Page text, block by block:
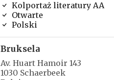
Kolportaż literatury AA
Otwarte
Polski
Bruksela
Av. Huart Hamoir 143
1030 Schaerbeek